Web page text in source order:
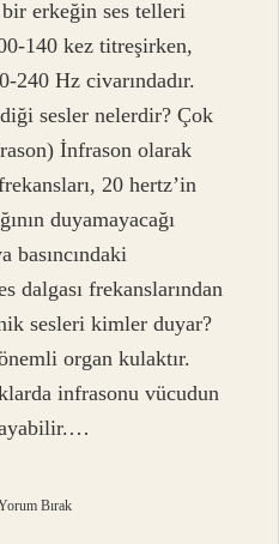
erkeğin ses telleri
140 kez titreşirken,
240 Hz civarındadır.
sesler nelerdir? Çok
İnfrason olarak
20 hertz’in
duyamayacağı
basıncındaki
dalgası frekanslarından
sesleri kimler duyar?
organ kulaktır.
infrasonu vücudun
Bırak